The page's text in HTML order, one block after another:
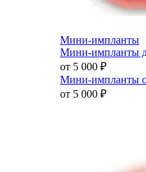
Мини-импланты
Мини-импланты
от 5 000 ₽
Мини-импланты
от 5 000 ₽